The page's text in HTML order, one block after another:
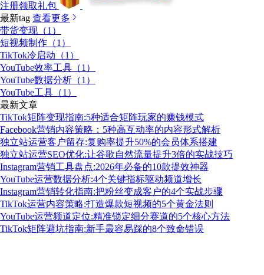
注册领取礼包
最新tag 查看更多
带货变现（1）
短视频制作（1）
TikTok冷启动（1）
YouTube效率工具（1）
YouTube数据分析（1）
YouTube工具（1）
最新文章
TikTok矩阵变现指南:5种适合矩阵玩家的赚钱模式
Facebook营销内容策略：5种高互动率的内容形式解析
独立站运营客户留存:复购率提升50%的会员体系搭建
独立站运营SEO优化:让谷歌自然流量提升3倍的实战技巧
Instagram营销工具盘点:2026年必备的10款提效神器
YouTube运营数据分析:4个关键指标驱动频道增长
Instagram营销转化指南:把粉丝变成客户的4个实战步骤
TikTok运营内容策略:打造爆款短视频的5个黄金法则
YouTube运营频道定位:精准锁定细分赛道的5个核心方法
TikTok矩阵避坑指南:新手最容易踩的8个致命错误